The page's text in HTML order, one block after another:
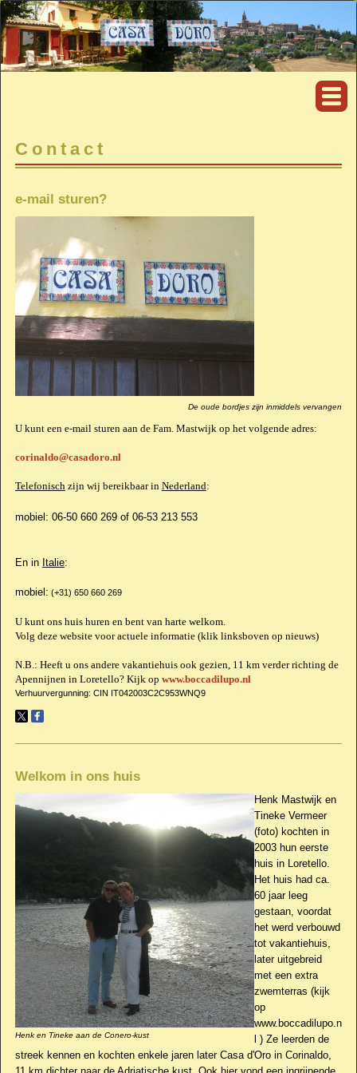
Contact
e-mail sturen?
De oude bordjes zijn inmiddels vervangen
U kunt een e-mail sturen aan de Fam. Mastwijk op het volgende adres:
corinaldo@casadoro.nl
Telefonischzijn wij bereikbaar in Nederland:
mobiel: 06-50 660 269 of 06-53 213 553
En in Italie:
mobiel: (+31) 650 660 269
U kunt ons huis huren en bent van harte welkom.
Volg deze website voor actuele informatie (klik linksboven op nieuws)
N.B.: Heeft u ons andere vakantiehuis ook gezien, 11 km verder richting de
Apennijnen in Loretello? Kijk op www.boccadilupo.nl
Verhuurvergunning: CIN IT042003C2C953WNQ9
Welkom in ons huis
Henk en Tineke aan de Conero-kust
Henk Mastwijk en
Tineke Vermeer
(foto) kochten in
2003 hun eerste
huis in Loretello.
Het huis had ca.
60 jaar leeg
gestaan, voordat
het werd verbouwd
tot vakantiehuis,
later uitgebreid
met een extra
zwemterras (kijk
op
www.boccadilupo.n
l ) Ze leerden de
streek kennen en kochten enkele jaren later Casa d'Oro in Corinaldo,